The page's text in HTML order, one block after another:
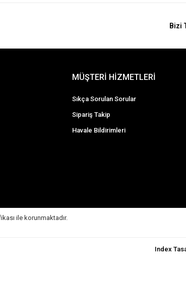
Bizi
MÜŞTERİ HİZMETLERİ
Sıkça Sorulan Sorular
Sipariş Takip
Havale Bildirimleri
ile korunmaktadır.
Index